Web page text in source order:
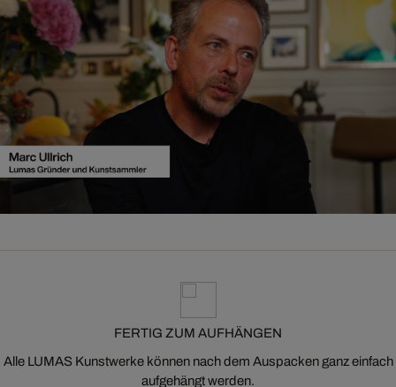
FERTIG ZUM AUFHÄNGEN
Alle LUMAS Kunstwerke können nach dem Auspacken ganz einfach
aufgehängt werden.